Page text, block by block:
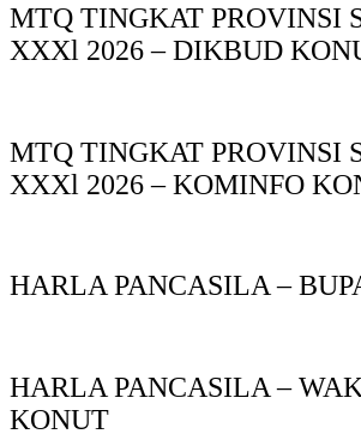
MTQ TINGKAT PROVINSI
XXXl 2026 – DIKBUD
MTQ TINGKAT PROVINSI
XXXl 2026 – KOMINFO
HARLA PANCASILA –
HARLA PANCASILA –
KONUT